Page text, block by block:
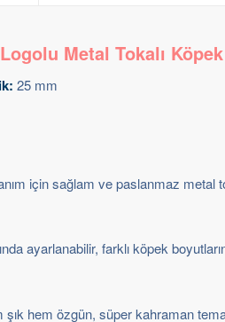
Metal Tokalı
25 mm
için sağlam ve paslanmaz metal
ayarlanabilir, farklı köpek
şık hem özgün, süper kahraman